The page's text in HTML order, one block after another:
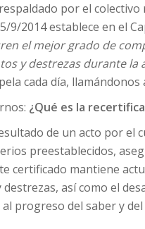
por el
9/2014 establece en el
el mejor grado de
y destrezas durante
cada día,
¿Qué es la
de un acto por el
preestablecidos,
certificado mantiene
así como el
progreso del saber y